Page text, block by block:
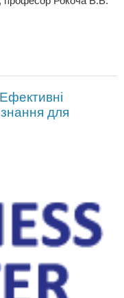
знання для